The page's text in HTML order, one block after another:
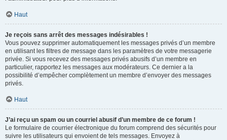
Haut
Je reçois sans arrêt des messages indésirables !
Vous pouvez supprimer automatiquement les messages privés d’un membre
en utilisant les filtres de message dans les paramètres de votre messagerie
privée. Si vous recevez des messages privés abusifs d’un membre en
particulier, rapportez les messages aux modérateurs. Ce dernier a la
possibilité d’empêcher complètement un membre d’envoyer des messages
privés.
Haut
J’ai reçu un spam ou un courriel abusif d’un membre de ce forum !
Le formulaire de courrier électronique du forum comprend des sécurités pour
suivre les utilisateurs qui envoient de tels messages. Envoyez à